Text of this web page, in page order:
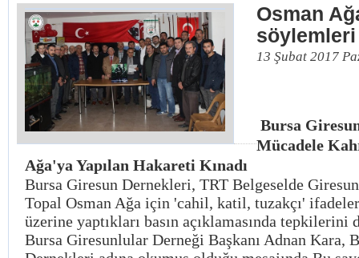
Osman
söylemleri
13 Şubat 2017
Bursa
Mücadele
Ağa'ya Yapılan Hakareti Kınadı
Bursa Giresun Dernekleri, TRT Belgeselde
Topal Osman Ağa için 'cahil, katil, tuzakçı'
üzerine yaptıkları basın açıklamasında
Bursa Giresunlular Derneği Başkanı Adnan Kara,